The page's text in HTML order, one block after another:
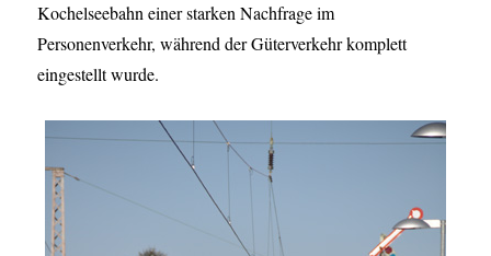
Kochelseebahn einer starken Nachfrage im
Personenverkehr, während der Güterverkehr komplett
eingestellt wurde.